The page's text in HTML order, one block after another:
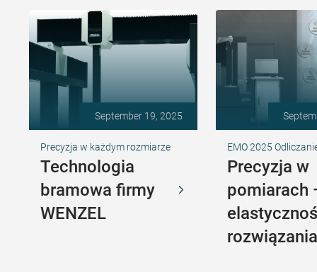
September 19, 2025
Precyzja w każdym rozmiarze
Technologia
bramowa firmy
WENZEL
EMO 2025
Precyzja w
pomiarach